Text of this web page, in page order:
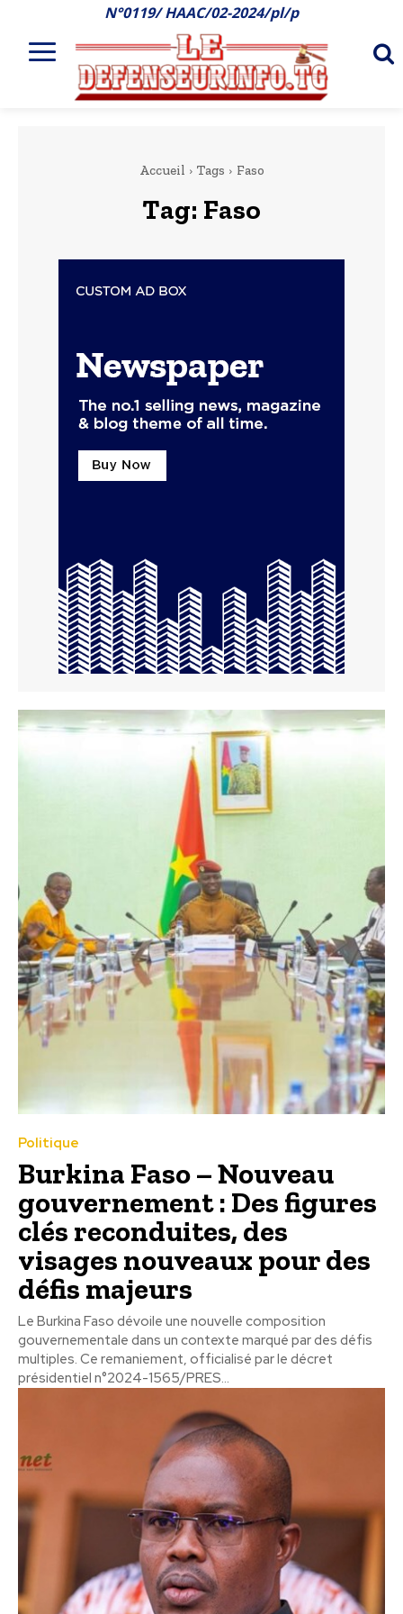
N°0119/ HAAC/02-2024/pl/p
Accueil Tags Faso
Tag: Faso
Politique
Burkina Faso – Nouveau
gouvernement : Des figures
clés reconduites, des
visages nouveaux pour des
défis majeurs
Le Burkina Faso dévoile une nouvelle composition
gouvernementale dans un contexte marqué par des défis
multiples. Ce remaniement, officialisé par le décret
présidentiel n°2024-1565/PRES...